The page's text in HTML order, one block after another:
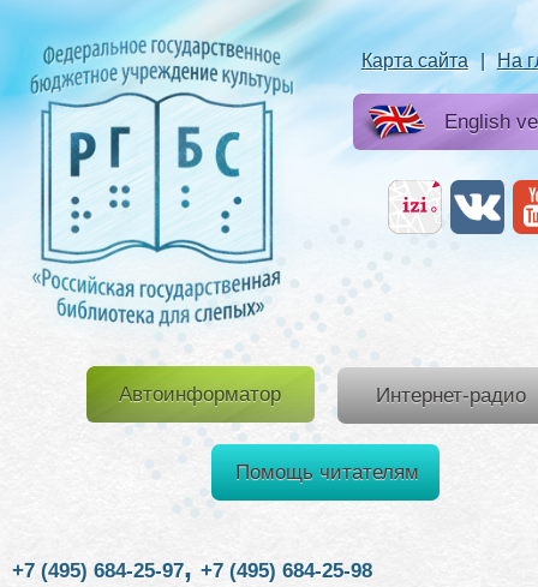
Карта сайта | На
English
Автоинформатор Интернет-радио
Помощь читателям
+7 (495) 684-25-97, +7 (495) 684-25-98